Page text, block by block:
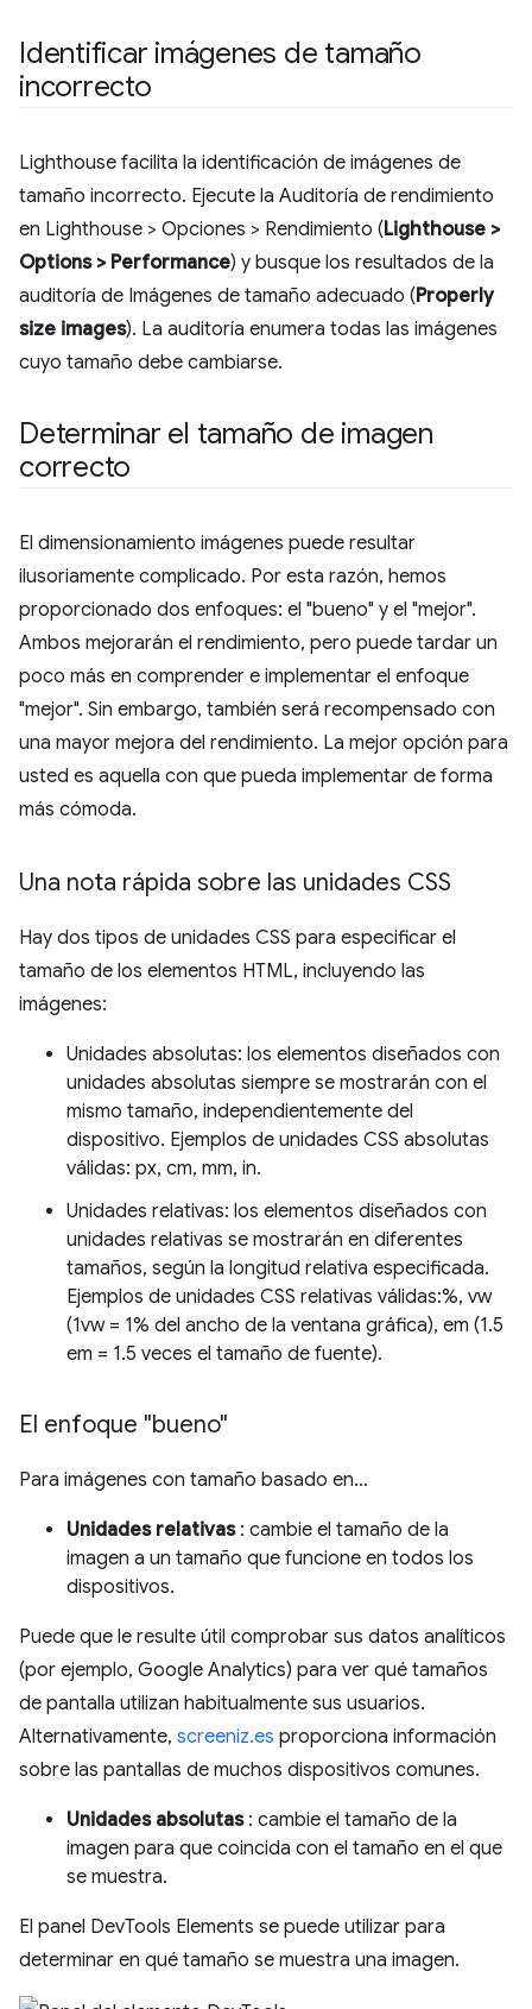
Identificar imágenes de tamaño
incorrecto
Lighthouse facilita la identificación de imágenes de
tamaño incorrecto. Ejecute la Auditoría de rendimiento
en Lighthouse > Opciones > Rendimiento (Lighthouse >
Options > Performance) y busque los resultados de la
auditoría de Imágenes de tamaño adecuado (Properly
size images). La auditoría enumera todas las imágenes
cuyo tamaño debe cambiarse.
Determinar el tamaño de imagen
correcto
El dimensionamiento imágenes puede resultar
ilusoriamente complicado. Por esta razón, hemos
proporcionado dos enfoques: el "bueno" y el "mejor".
Ambos mejorarán el rendimiento, pero puede tardar un
poco más en comprender e implementar el enfoque
"mejor". Sin embargo, también será recompensado con
una mayor mejora del rendimiento. La mejor opción para
usted es aquella con que pueda implementar de forma
más cómoda.
Una nota rápida sobre las unidades CSS
Hay dos tipos de unidades CSS para especificar el
tamaño de los elementos HTML, incluyendo las
imágenes:
Unidades absolutas: los elementos diseñados con
unidades absolutas siempre se mostrarán con el
mismo tamaño, independientemente del
dispositivo. Ejemplos de unidades CSS absolutas
válidas: px, cm, mm, in.
Unidades relativas: los elementos diseñados con
unidades relativas se mostrarán en diferentes
tamaños, según la longitud relativa especificada.
Ejemplos de unidades CSS relativas válidas:%, vw
(1vw = 1% del ancho de la ventana gráfica), em (1.5
em = 1.5 veces el tamaño de fuente).
El enfoque "bueno"
Para imágenes con tamaño basado en…
Unidades relativas: cambie el tamaño de la
imagen a un tamaño que funcione en todos los
dispositivos.
Puede que le resulte útil comprobar sus datos analíticos
(por ejemplo, Google Analytics) para ver qué tamaños
de pantalla utilizan habitualmente sus usuarios.
Alternativamente, screeniz.es proporciona información
sobre las pantallas de muchos dispositivos comunes.
Unidades absolutas: cambie el tamaño de la
imagen para que coincida con el tamaño en el que
se muestra.
El panel DevTools Elements se puede utilizar para
determinar en qué tamaño se muestra una imagen.